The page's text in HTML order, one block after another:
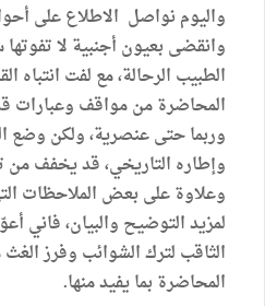
واليوم نواصل الاطلاع على
وانقضى بعيون أجنبية لا
الطبيب الرحالة، مع لفت انتباه
المحاضرة من مواقف وعبارات
وربما حتى عنصرية، ولكن
وإطاره التاريخي، قد يخفف من
وعلاوة على بعض الملاحظات
لمزيد التوضيح والبيان، فاني
الثاقب لترك الشوائب وفرز
المحاضرة بما يفيد منها.